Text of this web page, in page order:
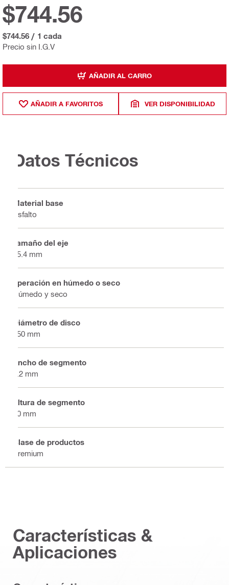
Precio sin I.G.V
$744.56
$744.56 / 1 cada
AÑADIR AL CARRO
AÑADIR A FAVORITOS VER DISPONIBILIDAD
Datos Técnicos
Material base
Asfalto
Tamaño del eje
25.4 mm
operación en húmedo o seco
Húmedo y seco
Diámetro de disco
350 mm
Ancho de segmento
3.2 mm
Altura de segmento
10 mm
Clase de productos
Premium
Características &
Aplicaciones